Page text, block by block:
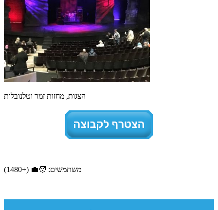
הצגות, מחזות זמר וטלנובלות
משתמשים: 🧑‍💼 (+1480)